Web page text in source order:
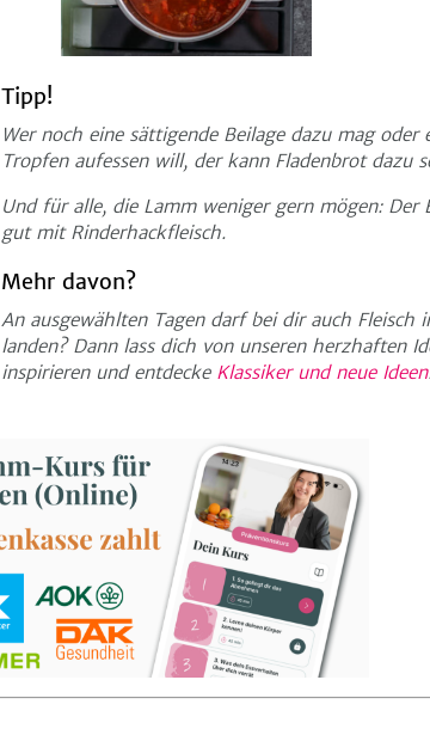
Tipp!
Wer noch eine sättigende Beilage dazu mag
Tropfen aufessen will, der kann Fladenbrot dazu
Und für alle, die Lamm weniger gern mögen:
gut mit Rinderhackfleisch.
Mehr davon?
An ausgewählten Tagen darf bei dir auch Fleisch
landen? Dann lass dich von unseren herzhaften
inspirieren und entdecke Klassiker und neue Ideen